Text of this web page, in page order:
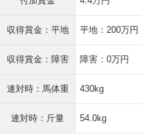
収得賞金：平地 平地：200万円
収得賞金：障害 障害：0万円
連対時：馬体重 430kg
連対時：斤量 54.0kg